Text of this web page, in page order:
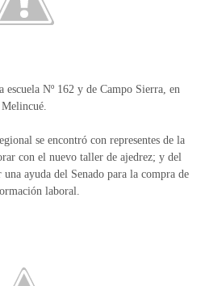
Nº 162 y de Campo Sierra, en
Melincué.
se encontró con representes de la
con el nuevo taller de ajedrez; y del
ayuda del Senado para la compra de
laboral.